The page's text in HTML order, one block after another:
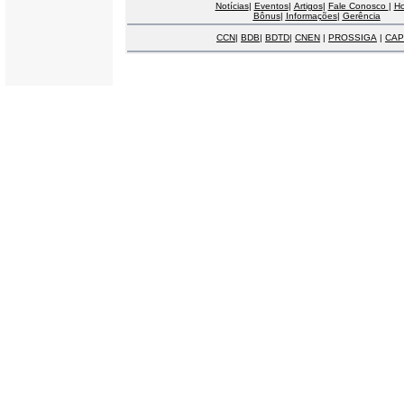
Notícias| Eventos| Artigos| Fale Conosco |
Bônus| Informações| Gerência
CCN| BDB| BDTD| CNEN | PROSSIGA |